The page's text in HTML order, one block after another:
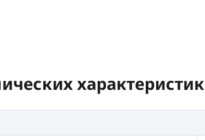
характеристик